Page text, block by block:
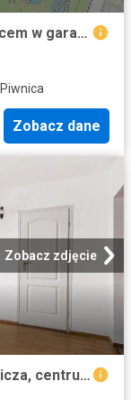
Mieszkanie 3 pok z balkonem i miejscem w garażu podziemnym w Kielcach
Piwnica
Zobacz dane
Zobacz zdjęcie
Mieszkanie 3 pok. 70m2, ul. Sienkiewicza, centrum Kielce